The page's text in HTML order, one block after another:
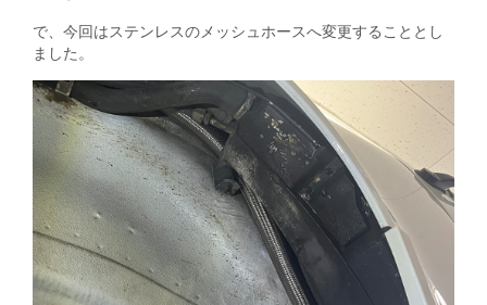
で、今回はステンレスのメッシュホースへ変更することとし
ました。